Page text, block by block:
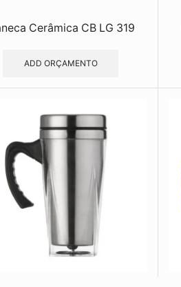
Cerâmica CB LG 319
ADD ORÇAMENTO